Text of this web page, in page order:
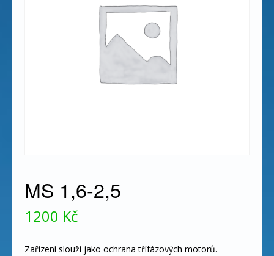
MS 1,6-2,5
1200 Kč
Zařízení slouží jako ochrana třífázových motorů.